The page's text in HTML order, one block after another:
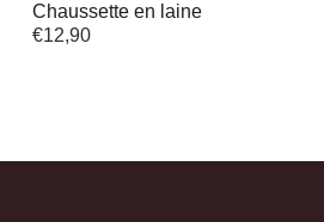
Chaussette en laine
€12,90